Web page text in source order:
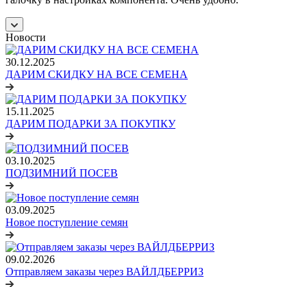
Новости
30.12.2025
ДАРИМ СКИДКУ НА ВСЕ СЕМЕНА
15.11.2025
ДАРИМ ПОДАРКИ ЗА ПОКУПКУ
03.10.2025
ПОДЗИМНИЙ ПОСЕВ
03.09.2025
Новое поступление семян
09.02.2026
Отправляем заказы через ВАЙЛДБЕРРИЗ